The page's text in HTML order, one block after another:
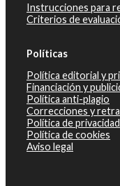
Instrucciones para
Criterios de
Políticas
Política editorial y
Financiación y
Política anti-plagio
Correcciones y
Política de privacidad
Política de cookies
Aviso legal